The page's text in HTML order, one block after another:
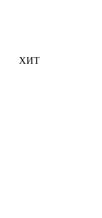
ХИТ